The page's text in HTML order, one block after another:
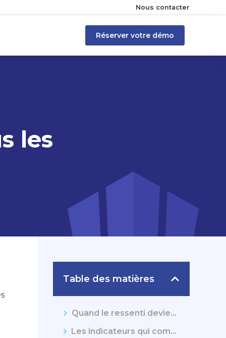
Nous contacter
Réserver votre démo
les
Table des matières
Quand le ressenti devient un piège
Les indicateurs qui comptent vraiment